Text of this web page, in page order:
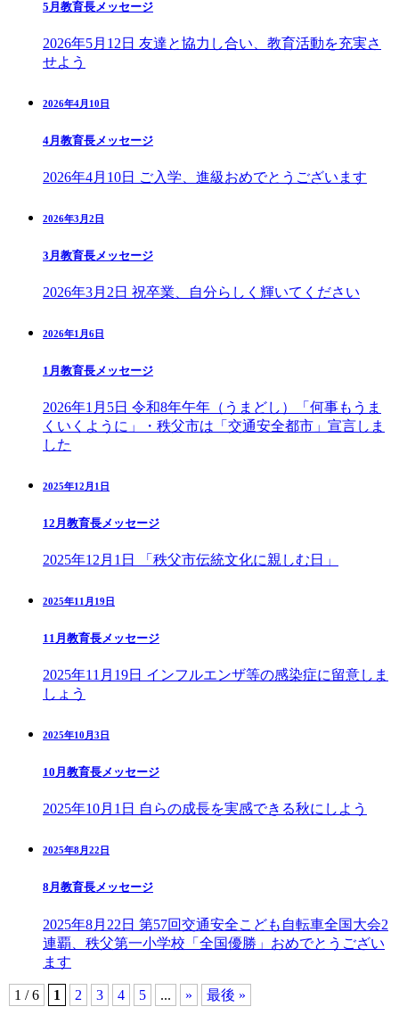
5月教育長メッセージ
2026年5月12日 友達と協力し合い、教育活動を充実さ
せよう
2026年4月10日
4月教育長メッセージ
2026年4月10日 ご入学、進級おめでとうございます
2026年3月2日
3月教育長メッセージ
2026年3月2日 祝卒業、自分らしく輝いてください
2026年1月6日
1月教育長メッセージ
2026年1月5日 令和8年午年（うまどし）「何事もうま
くいくように」・秩父市は「交通安全都市」宣言しま
した
2025年12月1日
12月教育長メッセージ
2025年12月1日 「秩父市伝統文化に親しむ日」
2025年11月19日
11月教育長メッセージ
2025年11月19日 インフルエンザ等の感染症に留意しま
しょう
2025年10月3日
10月教育長メッセージ
2025年10月1日 自らの成長を実感できる秋にしよう
2025年8月22日
8月教育長メッセージ
2025年8月22日 第57回交通安全こども自転車全国大会2
連覇、秩父第一小学校「全国優勝」おめでとうござい
ます
1 / 6 1 2 3 4 5 ... » 最後 »